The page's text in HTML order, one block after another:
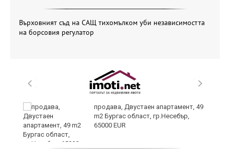
Върховният съд на САЩ тихомълком уби независимостта
на борсовия регулатор
продава, Двустаен апартамент, 49
m2 Бургас област, гр.Несебър,
65000 EUR